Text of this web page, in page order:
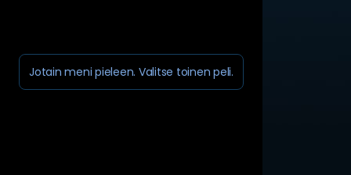
Jotain meni pieleen. Valitse toinen peli.